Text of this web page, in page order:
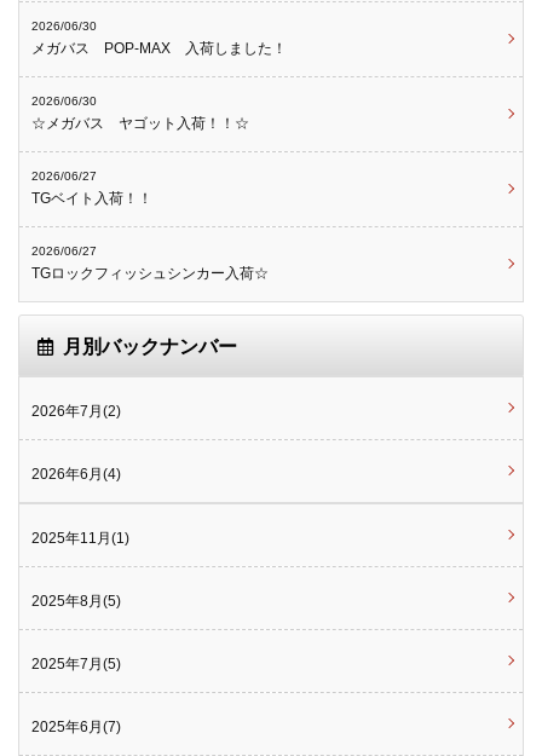
2026/06/30
メガバス POP-MAX 入荷しました！
2026/06/30
☆メガバス ヤゴット入荷！！☆
2026/06/27
TGベイト入荷！！
2026/06/27
TGロックフィッシュシンカー入荷☆
月別バックナンバー
2026年7月(2)
2026年6月(4)
2025年11月(1)
2025年8月(5)
2025年7月(5)
2025年6月(7)